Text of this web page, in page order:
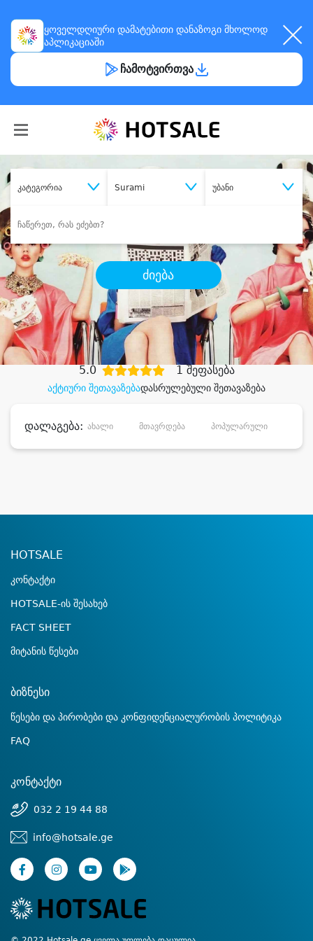
ყოველდღიური დამატებითი დანაზოგი მხოლოდ
აპლიკაციაში
ჩამოტვირთვა
კატეგორია Surami უბანი
ძიება
შეიძინესასურველი მომსახურება
დიდი დანაზოგით
აქტიური შეთავაზებადასრულებული შეთავაზება
5.0 1 შეფასება
დალაგება: ახალი მთავრდება პოპულარული
HOTSALE
კონტაქტი
HOTSALE-ის შესახებ
FACT SHEET
მიტანის წესები
ბიზნესი
წესები და პირობები და კონფიდენციალურობის პოლიტიკა
FAQ
კონტაქტი
032 2 19 44 88
info@hotsale.ge